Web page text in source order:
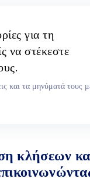
για τη
να στέκεστε
και τα μηνύματά τους
κλήσεων